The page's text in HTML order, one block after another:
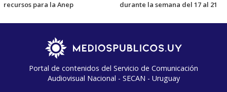
recursos para la Anep
durante la semana del 17 al 21
Portal de contenidos del Servicio de Comunicación
Audiovisual Nacional - SECAN - Uruguay